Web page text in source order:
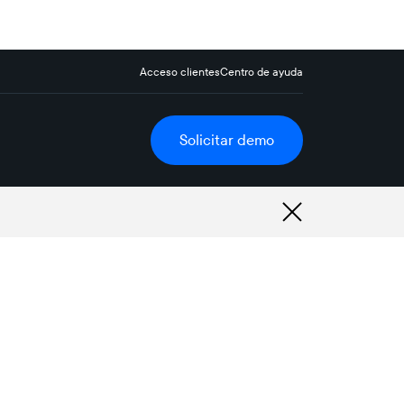
Acceso clientesCentro de ayuda
Solicitar demo